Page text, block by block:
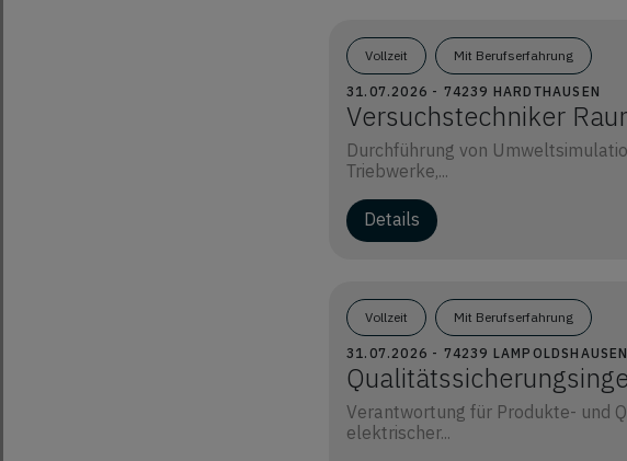
Vollzeit Mit Berufserfahrung
31.07.2026 - 74239 HARDTHAUSEN
Versuchstechniker
Durchführung von
Triebwerke,...
Details
Vollzeit Mit Berufserfahrung
31.07.2026 - 74239 LAMPOLDSHAUSEN
Verantwortung für Produkte- und
elektrischer...